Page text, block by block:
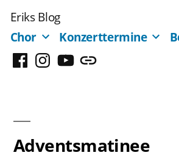
Inhalt
springen
Eriks Blog
Chor
Konzerttermine
FacebookInstagram
YouTubeMastodon
Adventsmatinee